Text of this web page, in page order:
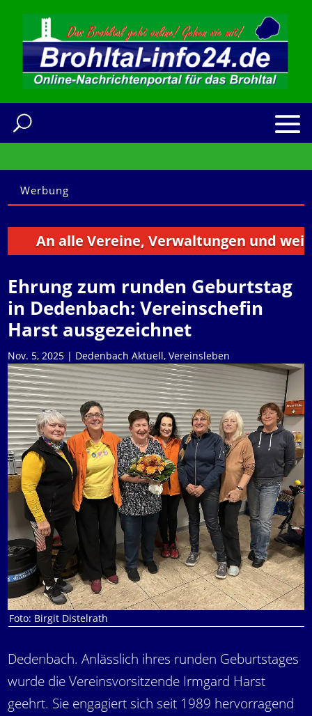
Werbung
An alle Vereine, Verwaltungen und
Ehrung zum runden Geburtstag
in Dedenbach: Vereinschefin
Harst ausgezeichnet
Nov. 5, 2025 | Dedenbach Aktuell, Vereinsleben
Foto: Birgit Distelrath
Dedenbach. Anlässlich ihres runden Geburtstages
wurde die Vereinsvorsitzende Irmgard Harst
geehrt. Sie engagiert sich seit 1989 hervorragend